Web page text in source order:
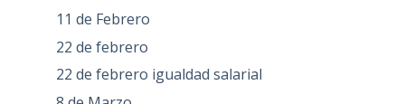
11 de Febrero
22 de febrero
22 de febrero igualdad salarial